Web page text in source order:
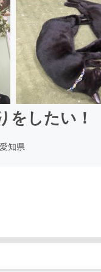
したい！
愛知県